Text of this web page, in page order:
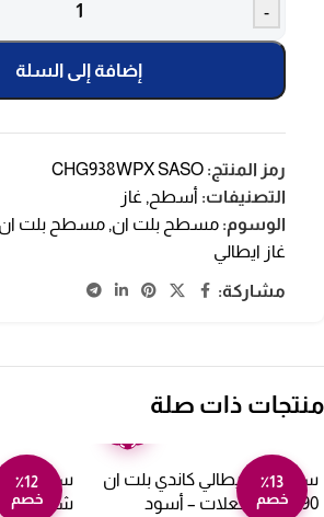
-
إضافة إلى السلة
رمز المنتج: CHG938WPX SASO
التصنيفات: أسطح , غاز
الوسوم: مسطح بلت ان, مسطح بلت ان 90 سم
غاز ايطالي
مشاركة:
منتجات ذات صلة
٪13
خصم
سطح غاز ايطالي كاندي بلت ان
90 سم 5 شعلات – أسود
٪12
خصم